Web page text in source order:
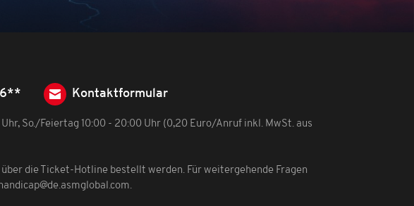
Kontaktformular
So./Feiertag 10:00 - 20:00 Uhr (0,20 Euro/Anruf inkl. MwSt. aus
die Ticket-Hotline bestellt werden. Für weitergehende Fragen
.